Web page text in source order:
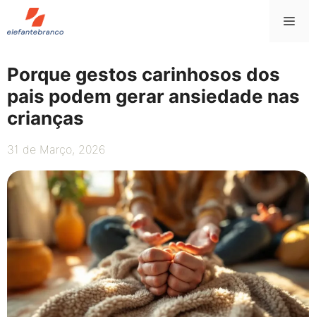
Saltar
para
Porque gestos carinhosos dos
pais podem gerar ansiedade nas
crianças
31 de Março, 2026